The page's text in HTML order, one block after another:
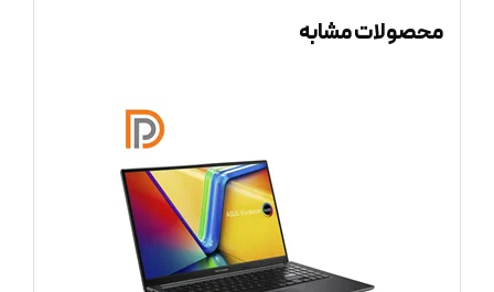
محصولات مشابه